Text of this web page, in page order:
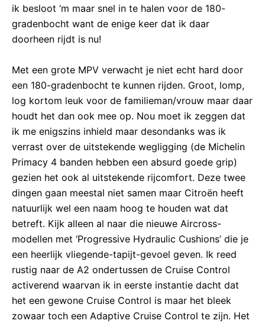
ik besloot ‘m maar snel in te halen voor de 180-
gradenbocht want de enige keer dat ik daar
doorheen rijdt is nu!
Met een grote MPV verwacht je niet echt hard door
een 180-gradenbocht te kunnen rijden. Groot, lomp,
log kortom leuk voor de familieman/vrouw maar daar
houdt het dan ook mee op. Nou moet ik zeggen dat
ik me enigszins inhield maar desondanks was ik
verrast over de uitstekende wegligging (de Michelin
Primacy 4 banden hebben een absurd goede grip)
gezien het ook al uitstekende rijcomfort. Deze twee
dingen gaan meestal niet samen maar Citroën heeft
natuurlijk wel een naam hoog te houden wat dat
betreft. Kijk alleen al naar die nieuwe Aircross-
modellen met ‘Progressive Hydraulic Cushions’ die je
een heerlijk vliegende-tapijt-gevoel geven. Ik reed
rustig naar de A2 ondertussen de Cruise Control
activerend waarvan ik in eerste instantie dacht dat
het een gewone Cruise Control is maar het bleek
zowaar toch een Adaptive Cruise Control te zijn. Het